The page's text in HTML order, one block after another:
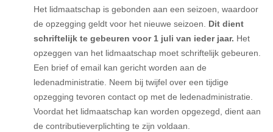
Het lidmaatschap is gebonden aan een seizoen, waardoor
de opzegging geldt voor het nieuwe seizoen.
Dit dient
schriftelijk te gebeuren voor 1 juli van ieder jaar. Het
opzeggen van het lidmaatschap moet schriftelijk gebeuren.
Een brief of email kan gericht worden aan de
ledenadministratie. Neem bij twijfel over een tijdige
opzegging tevoren contact op met de ledenadministratie.
Voordat het lidmaatschap kan worden opgezegd, dient aan
de contributieverplichting te zijn voldaan.